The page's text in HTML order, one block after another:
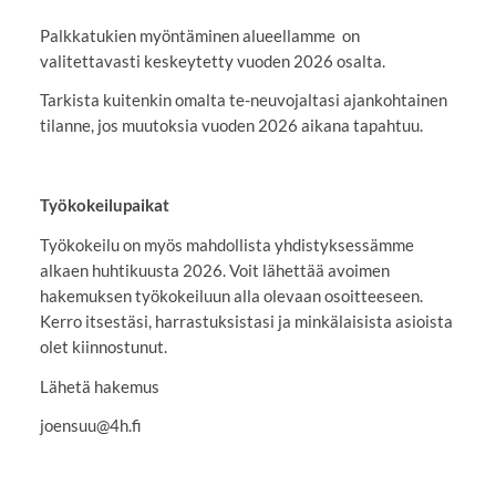
Palkkatukien myöntäminen alueellamme on
valitettavasti keskeytetty vuoden 2026 osalta.
Tarkista kuitenkin omalta te-neuvojaltasi ajankohtainen
tilanne, jos muutoksia vuoden 2026 aikana tapahtuu.
Työkokeilupaikat
Työkokeilu on myös mahdollista yhdistyksessämme
alkaen huhtikuusta 2026. Voit lähettää avoimen
hakemuksen työkokeiluun alla olevaan osoitteeseen.
Kerro itsestäsi, harrastuksistasi ja minkälaisista asioista
olet kiinnostunut.
Lähetä hakemus
joensuu@4h.fi